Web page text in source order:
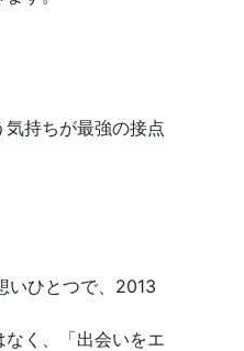
持ちが最強の接点
いひとつで、2013
く、「出会いをエ